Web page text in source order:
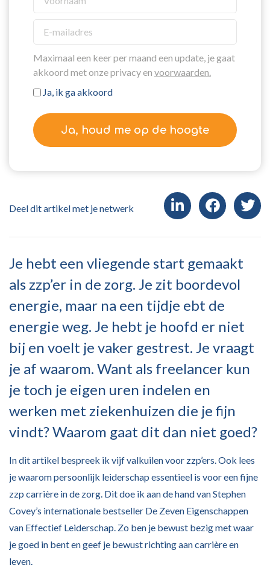
Maximaal een keer per maand een update, je gaat
akkoord met onze privacy en voorwaarden.
Ja, ik ga akkoord
Ja, houd me op de hoogte
Deel dit artikel met je netwerk
Je hebt een vliegende start gemaakt
als zzp’er in de zorg. Je zit boordevol
energie, maar na een tijdje ebt de
energie weg. Je hebt je hoofd er niet
bij en voelt je vaker gestrest. Je vraagt
je af waarom. Want als freelancer kun
je toch je eigen uren indelen en
werken met ziekenhuizen die je fijn
vindt? Waarom gaat dit dan niet goed?
In dit artikel bespreek ik vijf valkuilen voor zzp’ers. Ook lees
je waarom persoonlijk leiderschap essentieel is voor een fijne
zzp carrière in de zorg. Dit doe ik aan de hand van Stephen
Covey’s internationale bestseller De Zeven Eigenschappen
van Effectief Leiderschap. Zo ben je bewust bezig met waar
je goed in bent en geef je bewust richting aan carrière en
leven.